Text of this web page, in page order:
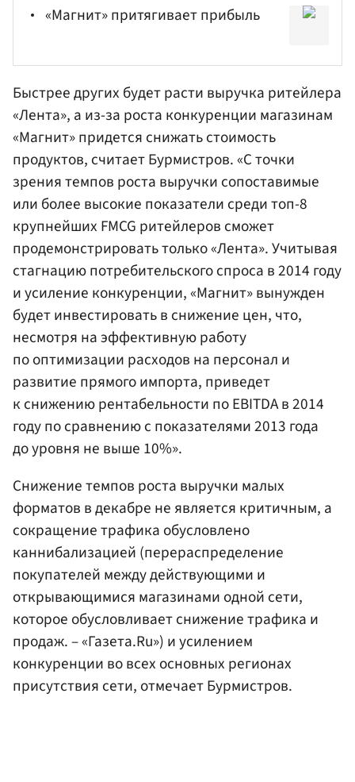
«Магнит» притягивает прибыль
Быстрее других будет расти выручка ритейлера
«Лента», а из-за роста конкуренции магазинам
«Магнит» придется снижать стоимость
продуктов, считает Бурмистров. «С точки
зрения темпов роста выручки сопоставимые
или более высокие показатели среди топ-8
крупнейших FMCG ритейлеров сможет
продемонстрировать только «Лента». Учитывая
стагнацию потребительского спроса в 2014 году
и усиление конкуренции, «Магнит» вынужден
будет инвестировать в снижение цен, что,
несмотря на эффективную работу
по оптимизации расходов на персонал и
развитие прямого импорта, приведет
к снижению рентабельности по EBITDA в 2014
году по сравнению с показателями 2013 года
до уровня не выше 10%».
Снижение темпов роста выручки малых
форматов в декабре не является критичным, а
сокращение трафика обусловлено
каннибализацией (перераспределение
покупателей между действующими и
открывающимися магазинами одной сети,
которое обусловливает снижение трафика и
продаж. – «Газета.Ru») и усилением
конкуренции во всех основных регионах
присутствия сети, отмечает Бурмистров.